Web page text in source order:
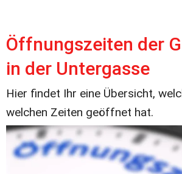
Öffnungszeiten der
in der Untergasse
Hier findet Ihr eine Übersicht,
welchen Zeiten geöffnet hat.
Goldschmiede Pauly